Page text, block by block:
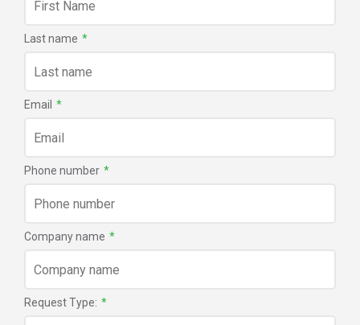
Last name *
Email *
Phone number *
Company name *
Request Type: *